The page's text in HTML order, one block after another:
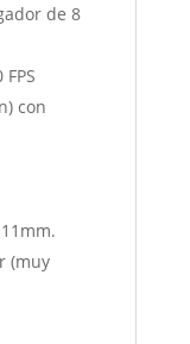
de 8
con
(muy